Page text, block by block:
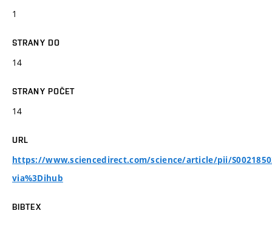
1
STRANY DO
14
STRANY POČET
14
URL
https://www.sciencedirect.com/science/article/pii/
via%3Dihub
BIBTEX